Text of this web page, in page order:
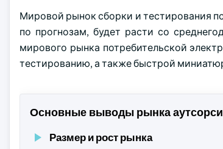
Мировой рынок сборки и тестирования
по прогнозам, будет расти со
мирового рынка потребительской
тестированию, а также быстрой
Основные выводы рынка
Размер и рост рынка